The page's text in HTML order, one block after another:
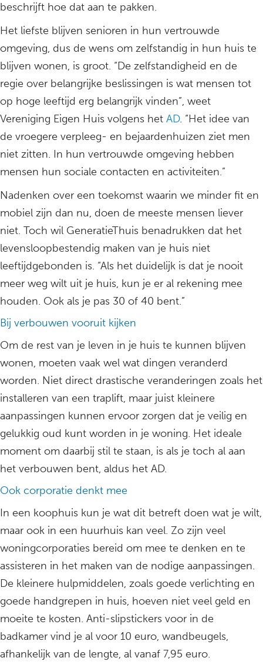
beschrijft hoe dat aan te pakken.
Het liefste blijven senioren in hun vertrouwde
omgeving, dus de wens om zelfstandig in hun huis te
blijven wonen, is groot. “De zelfstandigheid en de
regie over belangrijke beslissingen is wat mensen tot
op hoge leeftijd erg belangrijk vinden”, weet
Vereniging Eigen Huis volgens het AD. “Het idee van
de vroegere verpleeg- en bejaardenhuizen ziet men
niet zitten. In hun vertrouwde omgeving hebben
mensen hun sociale contacten en activiteiten.”
Nadenken over een toekomst waarin we minder fit en
mobiel zijn dan nu, doen de meeste mensen liever
niet. Toch wil GeneratieThuis benadrukken dat het
levensloopbestendig maken van je huis niet
leeftijdgebonden is. “Als het duidelijk is dat je nooit
meer weg wilt uit je huis, kun je er al rekening mee
houden. Ook als je pas 30 of 40 bent.”
Bij verbouwen vooruit kijken
Om de rest van je leven in je huis te kunnen blijven
wonen, moeten vaak wel wat dingen veranderd
worden. Niet direct drastische veranderingen zoals het
installeren van een traplift, maar juist kleinere
aanpassingen kunnen ervoor zorgen dat je veilig en
gelukkig oud kunt worden in je woning. Het ideale
moment om daarbij stil te staan, is als je toch al aan
het verbouwen bent, aldus het AD.
Ook corporatie denkt mee
In een koophuis kun je wat dit betreft doen wat je wilt,
maar ook in een huurhuis kan veel. Zo zijn veel
woningcorporaties bereid om mee te denken en te
assisteren in het maken van de nodige aanpassingen.
De kleinere hulpmiddelen, zoals goede verlichting en
goede handgrepen in huis, hoeven niet veel geld en
moeite te kosten. Anti-slipstickers voor in de
badkamer vind je al voor 10 euro, wandbeugels,
afhankelijk van de lengte, al vanaf 7,95 euro.